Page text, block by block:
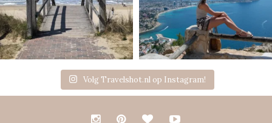
Volg Travelshot.nl op Instagram!